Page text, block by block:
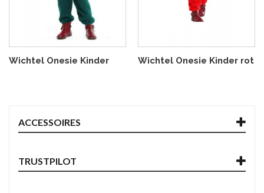
Wichtel Onesie Kinder Wichtel Onesie Kinder rot
ACCESSOIRES
TRUSTPILOT